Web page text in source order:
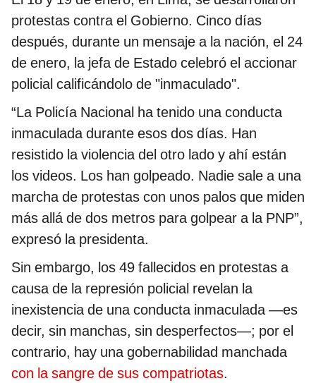
protestas contra el Gobierno. Cinco días
después, durante un mensaje a la nación, el 24
de enero, la jefa de Estado celebró el accionar
policial calificándolo de "inmaculado".
“La Policía Nacional ha tenido una conducta
inmaculada durante esos dos días. Han
resistido la violencia del otro lado y ahí están
los videos. Los han golpeado. Nadie sale a una
marcha de protestas con unos palos que miden
más allá de dos metros para golpear a la PNP”,
expresó la presidenta.
Sin embargo, los 49 fallecidos en protestas a
causa de la represión policial revelan la
inexistencia de una conducta inmaculada —es
decir, sin manchas, sin desperfectos—; por el
contrario, hay una gobernabilidad manchada
con la sangre de sus compatriotas.